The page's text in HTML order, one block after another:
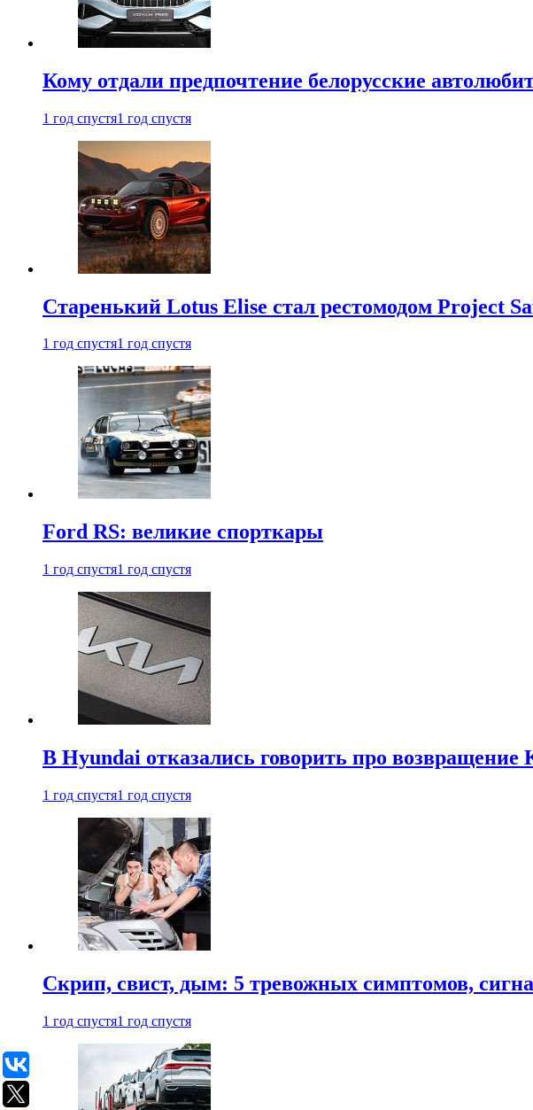
Кому отдали предпочтение белорусские
1 год спустя1 год спустя
Старенький Lotus Elise стал рестомодом Project
1 год спустя1 год спустя
Ford RS: великие спорткары
1 год спустя1 год спустя
В Hyundai отказались говорить про возвращение
1 год спустя1 год спустя
Скрип, свист, дым: 5 тревожных симптомов,
1 год спустя1 год спустя